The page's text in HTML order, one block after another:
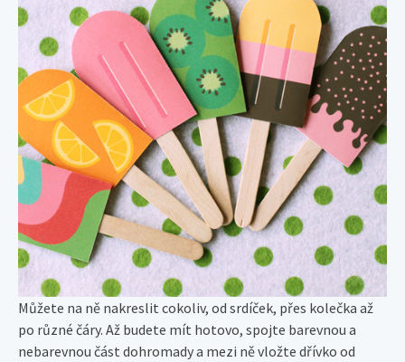
Můžete na ně nakreslit cokoliv, od srdíček, přes kolečka až
po různé čáry. Až budete mít hotovo, spojte barevnou a
nebarevnou část dohromady a mezi ně vložte dřívko od